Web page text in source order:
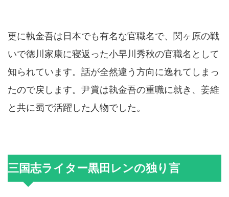
更に執金吾は日本でも有名な官職名で、関ヶ原の戦
いで徳川家康に寝返った小早川秀秋の官職名として
知られています。話が全然違う方向に逸れてしまっ
たので戻します。尹賞は執金吾の重職に就き、姜維
と共に蜀で活躍した人物でした。
三国志ライター黒田レンの独り言